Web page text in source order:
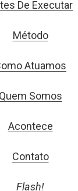
De Executar
Método
Atuamos
Quem Somos
Acontece
Contato
Flash!